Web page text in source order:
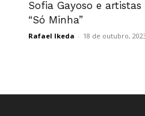
Sofia Gayoso e
“Só Minha”
Rafael Ikeda - 18 de outubro,